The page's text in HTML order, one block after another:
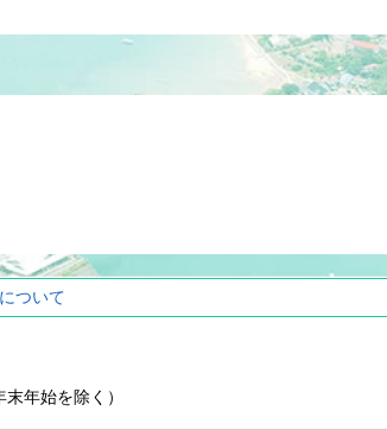
ついて
年始を除く）